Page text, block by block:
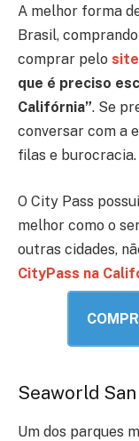
A melhor forma
Brasil,
comprar pelo
que é preciso
Califórnia”. Se
conversar com a
filas e burocracia.
O City Pass
melhor como o
outras cidades,
CityPass na
Seaworld
Um dos parques